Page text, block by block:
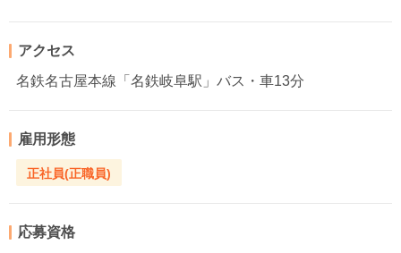
アクセス
名鉄名古屋本線「名鉄岐阜駅」バス・車13分
雇用形態
正社員(正職員)
応募資格